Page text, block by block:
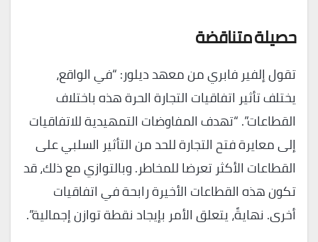
حصيلة متناقضة
تقول إلفير فابري من معهد ديلور: “في الواقع،
يختلف تأثير اتفاقيات التجارة الحرة هذه باختلاف
القطاعات”. “تهدف المفاوضات التمهيدية للاتفاقيات
إلى معايرة فتح التجارة للحد من التأثير السلبي على
القطاعات الأكثر تعرضا للمخاطر. وبالتوازي مع ذلك، قد
تكون هذه القطاعات الأخيرة رابحة في اتفاقيات
أخرى. نهايةً، يتعلق الأمر بإيجاد نقطة توازن إجمالية”.